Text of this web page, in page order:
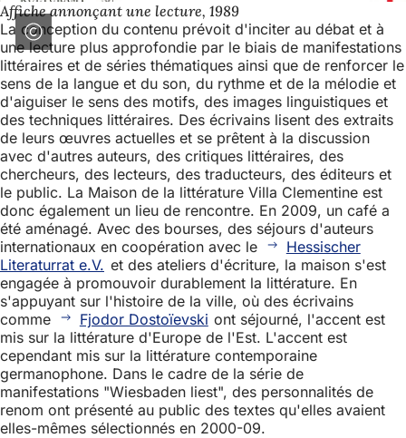
Affiche annonçant une lecture, 1989
La conception du contenu prévoit d'inciter au débat et à
une lecture plus approfondie par le biais de manifestations
littéraires et de séries thématiques ainsi que de renforcer le
sens de la langue et du son, du rythme et de la mélodie et
d'aiguiser le sens des motifs, des images linguistiques et
des techniques littéraires. Des écrivains lisent des extraits
de leurs œuvres actuelles et se prêtent à la discussion
avec d'autres auteurs, des critiques littéraires, des
chercheurs, des lecteurs, des traducteurs, des éditeurs et
le public. La Maison de la littérature Villa Clementine est
donc également un lieu de rencontre. En 2009, un café a
été aménagé. Avec des bourses, des séjours d'auteurs
internationaux en coopération avec le
Hessischer
Literaturrat e.V. et des ateliers d'écriture, la maison s'est
engagée à promouvoir durablement la littérature. En
s'appuyant sur l'histoire de la ville, où des écrivains
comme
Fjodor Dostoïevski ont séjourné, l'accent est
mis sur la littérature d'Europe de l'Est. L'accent est
cependant mis sur la littérature contemporaine
germanophone. Dans le cadre de la série de
manifestations "Wiesbaden liest", des personnalités de
renom ont présenté au public des textes qu'elles avaient
elles-mêmes sélectionnés en 2000-09.